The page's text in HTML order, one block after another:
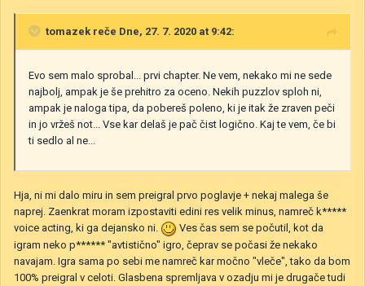
tomazek reče Dne, 27. 7. 2020 at 9:42:
Evo sem malo sprobal... prvi chapter. Ne vem, nekako mi ne sede
najbolj, ampak je še prehitro za oceno. Nekih puzzlov sploh ni,
ampak je naloga tipa, da pobereš poleno, ki je itak že zraven peči
in jo vržeš not... Vse kar delaš je pač čist logično. Kaj te vem, če bi
ti sedlo al ne...
Hja, ni mi dalo miru in sem preigral prvo poglavje + nekaj malega še
naprej. Zaenkrat moram izpostaviti edini res velik minus, namreč k*****
voice acting, ki ga dejansko ni.
Ves čas sem se počutil, kot da
igram neko p****** "avtistično" igro, čeprav se počasi že nekako
navajam. Igra sama po sebi me namreč kar močno "vleče", tako da bom
100% preigral v celoti. Glasbena spremljava v ozadju mi je drugače tudi